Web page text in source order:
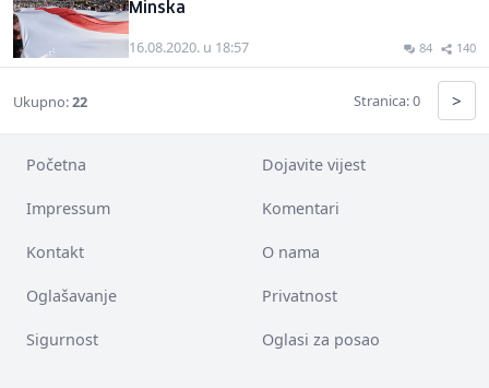
Minska
16.08.2020. u 18:57 84 140
Ukupno:22 Stranica: 0 >
Početna Dojavite vijest
Impressum Komentari
Kontakt O nama
Oglašavanje Privatnost
Sigurnost Oglasi za posao